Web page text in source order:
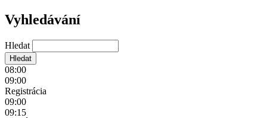
Vyhledávání
Hledat
08:00
09:00
Registrácia
09:00
09:15